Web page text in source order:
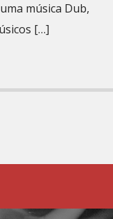
música Dub,
[…]